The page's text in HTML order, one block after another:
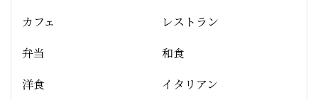
カフェ
レストラン
弁当
和食
洋食
イタリアン